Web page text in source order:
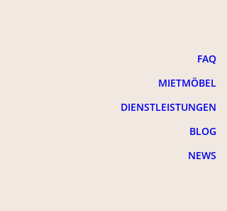
FAQ
MIETMÖBEL
DIENSTLEISTUNGEN
BLOG
NEWS